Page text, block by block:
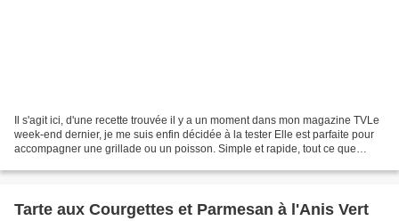
Il s'agit ici, d'une recette trouvée il y a un moment dans mon magazine TVLe
week-end dernier, je me suis enfin décidée à la tester Elle est parfaite pour
accompagner une grillade ou un poisson. Simple et rapide, tout ce que
Tarte aux Courgettes et Parmesan à l'Anis Vert